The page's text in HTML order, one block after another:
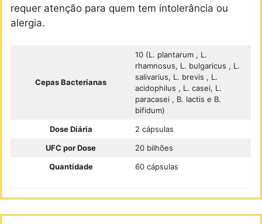
requer atenção para quem tem intolerância ou
alergia.
Cepas Bacterianas
10 (L. plantarum , L.
rhamnosus, L. bulgaricus , L.
salivarius, L. brevis , L.
acidophilus , L. casei, L.
paracasei , B. lactis e B.
bifidum)
Dose Diária
2 cápsulas
UFC por Dose
20 bilhões
Quantidade
60 cápsulas